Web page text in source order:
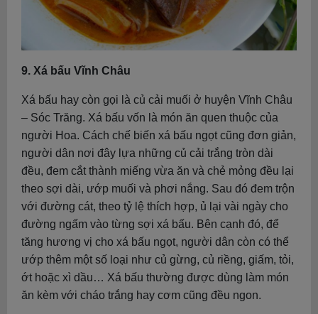
9. Xá bấu Vĩnh Châu
Xá bấu hay còn gọi là củ cải muối ở huyện Vĩnh Châu
– Sóc Trăng. Xá bấu vốn là món ăn quen thuộc của
người Hoa. Cách chế biến xá bấu ngọt cũng đơn giản,
người dân nơi đây lựa những củ cải trắng tròn dài
đều, đem cắt thành miếng vừa ăn và chẻ mỏng đều lại
theo sợi dài, ướp muối và phơi nắng. Sau đó đem trộn
với đường cát, theo tỷ lệ thích hợp, ủ lại vài ngày cho
đường ngấm vào từng sợi xá bấu. Bên cạnh đó, để
tăng hương vị cho xá bấu ngọt, người dân còn có thể
ướp thêm một số loại như củ gừng, củ riềng, giấm, tỏi,
ớt hoặc xì dầu… Xá bấu thường được dùng làm món
ăn kèm với cháo trắng hay cơm cũng đều ngon.